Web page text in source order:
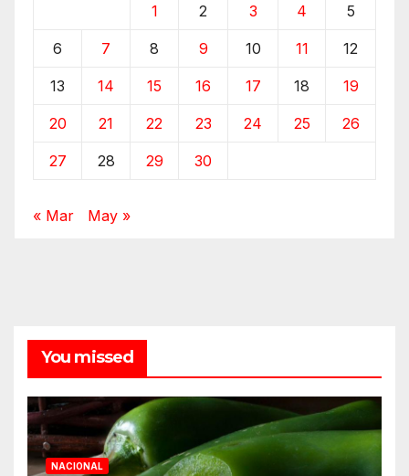
1 2 3 4 5
6 7 8 9 10 11 12
13 14 15 16 17 18 19
20 21 22 23 24 25 26
27 28 29 30
« Mar May »
You missed
NACIONAL